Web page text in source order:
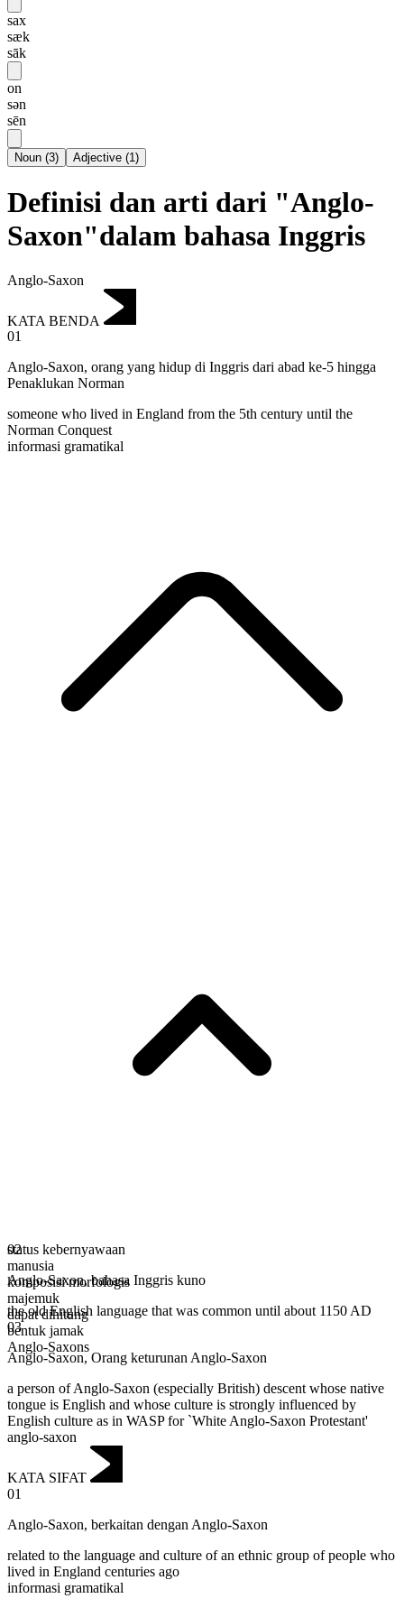
sax
sæk
sāk
on
sən
sēn
Noun (3) Adjective (1)
Definisi dan arti dari "Anglo-
Saxon"dalam bahasa Inggris
Anglo-Saxon
KATA BENDA
01
Anglo-Saxon, orang yang hidup di Inggris dari abad ke-5 hingga
Penaklukan Norman
someone who lived in England from the 5th century until the
Norman Conquest
informasi gramatikal
status kebernyawaan
manusia
komposisi morfologis
majemuk
dapat dihitung
bentuk jamak
Anglo-Saxons
02
Anglo-Saxon,bahasa Inggris kuno
the old English language that was common until about 1150 AD
03
Anglo-Saxon, Orang keturunan Anglo-Saxon
a person of Anglo-Saxon (especially British) descent whose native
tongue is English and whose culture is strongly influenced by
English culture as in WASP for `White Anglo-Saxon Protestant'
anglo-saxon
KATA SIFAT
01
Anglo-Saxon, berkaitan dengan Anglo-Saxon
related to the language and culture of an ethnic group of people who
lived in England centuries ago
informasi gramatikal